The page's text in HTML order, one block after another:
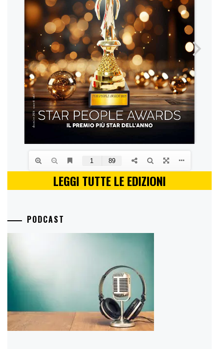
LEGGI TUTTE LE EDIZIONI
PODCAST